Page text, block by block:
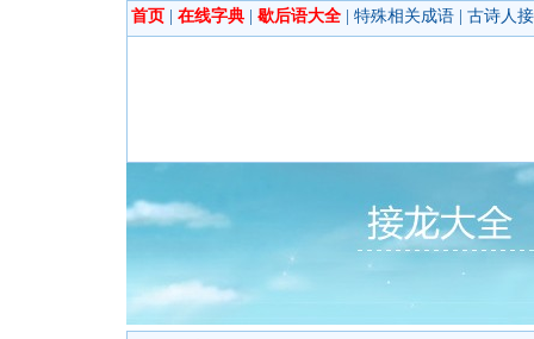
首页 在线字典 歇后语大全 特殊相关成语 古诗人